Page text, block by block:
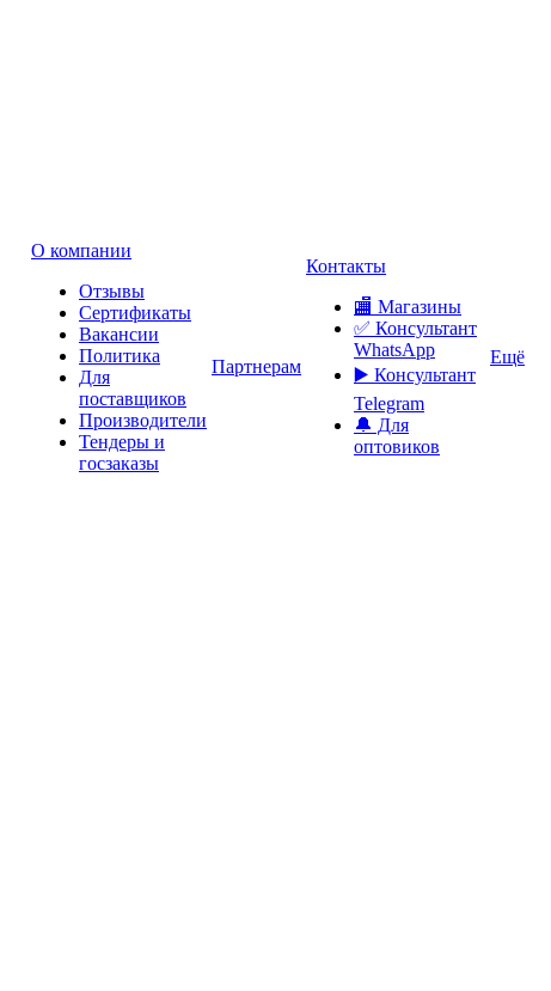
О компании
Отзывы
Сертификаты
Вакансии
Политика
Для
поставщиков
Производители
Тендеры и
госзаказы
Партнерам
Контакты
🏬 Магазины
✅️ Консультант
WhatsApp
▶️ Консультант
Telegram
🔔 Для
оптовиков
Ещё